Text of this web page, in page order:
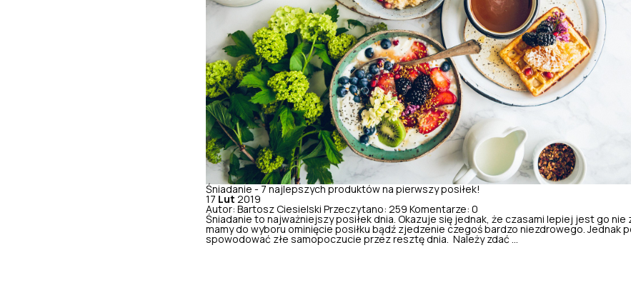
Śniadanie - 7 najlepszych produktów na pierwszy posiłek!
17 Lut 2019
Autor: Bartosz Ciesielski Przeczytano: 259 Komentarze: 0
Śniadanie to najważniejszy posiłek dnia. Okazuje się jednak, że czasami lepiej jest go nie
mamy do wyboru ominięcie posiłku bądź zjedzenie czegoś bardzo niezdrowego. Jednak
spowodować złe samopoczucie przez resztę dnia. Należy zdać ...